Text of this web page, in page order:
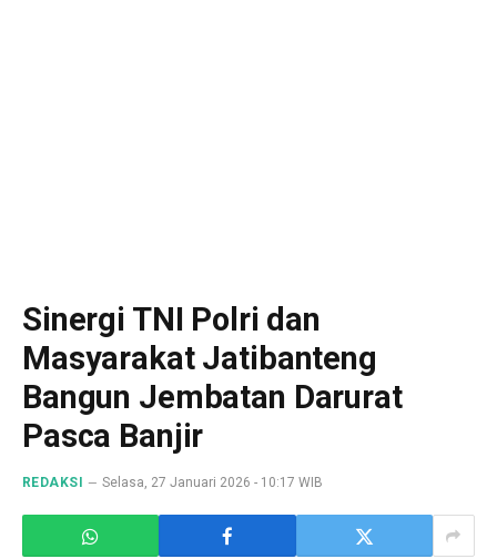
Sinergi TNI Polri dan
Masyarakat Jatibanteng
Bangun Jembatan Darurat
Pasca Banjir
REDAKSI Selasa, 27 Januari 2026 - 10:17 WIB